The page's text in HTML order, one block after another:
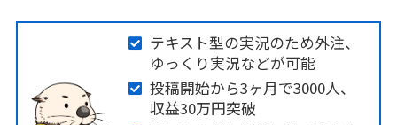
テキスト型の実況のため外注、
ゆっくり実況などが可能
投稿開始から3ヶ月で3000人、
収益30万円突破